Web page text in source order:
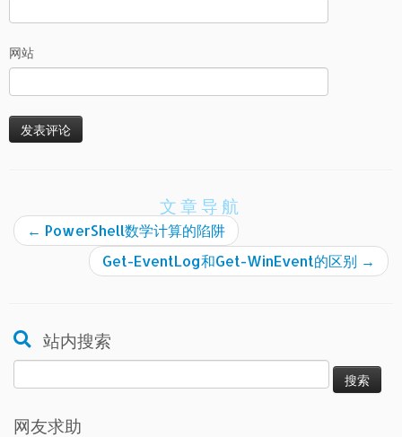
网站
文章导航
← PowerShell数学计算的陷阱
Get-EventLog和Get-WinEvent的区别 →
站内搜索
索：
网友求助